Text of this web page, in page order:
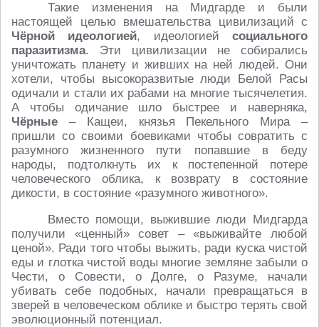
Такие изменения на Мидгарде и были
настоящей целью вмешательства цивилизаций с
Чёрной
идеологией, идеологиейсоциального
паразитизма. Эти цивилизации не собирались
уничтожать планету и живших на ней людей. Они
хотели, чтобы высокоразвитые люди Белой Расы
одичали и стали их рабами на многие тысячелетия.
А чтобы одичание шло быстрее и наверняка,
Чёрные – Кащеи, князья Пекельного Мира –
пришли со своими боевиками чтобы совратить с
разумного жизненного пути попавшие в беду
народы, подтолкнуть их к постепенной потере
человеческого облика, к возврату в состояние
дикости, в состояние «разумного животного».
Вместо помощи, выжившие люди Мидгарда
получили «ценный» совет – «выживайте любой
ценой». Ради того чтобы выжить, ради куска чистой
еды и глотка чистой воды многие земляне забыли о
Чести, о Совести, о Долге, о Разуме, начали
убивать себе подобных, начали превращаться в
зверей в человеческом облике и быстро терять свой
эволюционный потенциал.